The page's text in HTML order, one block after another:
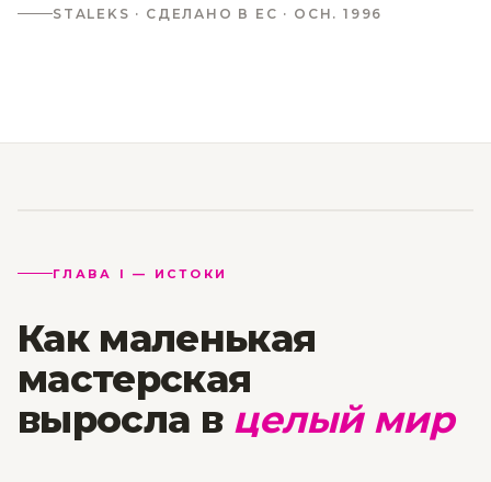
STALEKS · СДЕЛАНО В ЕС · ОСН. 1996
1996
ГЛАВА ПЕРВАЯ
ГДЕ ВСЕ НАЧАЛОСЬ
ГЛАВА I — ИСТОКИ
Как маленькая
мастерская
выросла в целый мир